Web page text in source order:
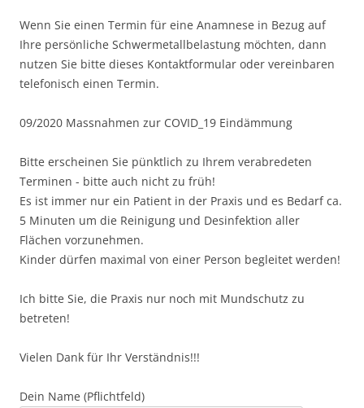
Wenn Sie einen Termin für eine Anamnese in Bezug auf
Ihre persönliche Schwermetallbelastung möchten, dann
nutzen Sie bitte dieses Kontaktformular oder vereinbaren
telefonisch einen Termin.
09/2020 Massnahmen zur COVID_19 Eindämmung
Bitte erscheinen Sie pünktlich zu Ihrem verabredeten
Terminen - bitte auch nicht zu früh!
Es ist immer nur ein Patient in der Praxis und es Bedarf ca.
5 Minuten um die Reinigung und Desinfektion aller
Flächen vorzunehmen.
Kinder dürfen maximal von einer Person begleitet werden!
Ich bitte Sie, die Praxis nur noch mit Mundschutz zu
betreten!
Vielen Dank für Ihr Verständnis!!!
Dein Name (Pflichtfeld)